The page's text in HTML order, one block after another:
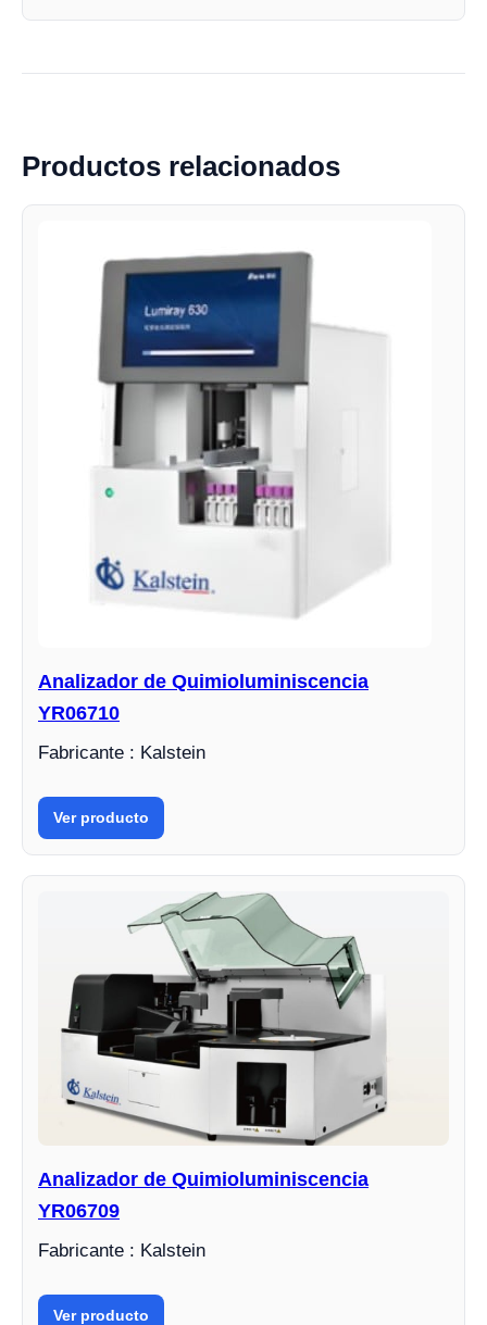
Productos relacionados
Analizador de Quimioluminiscencia
YR06710
Fabricante : Kalstein
Ver producto
Analizador de Quimioluminiscencia
YR06709
Fabricante : Kalstein
Ver producto